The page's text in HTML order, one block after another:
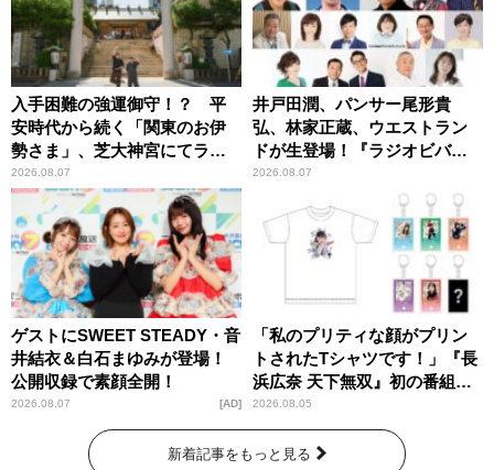
入手困難の強運御守！？ 平
安時代から続く「関東のお伊
勢さま」、芝大神宮にてラン
パンプスが合格祈願！
2026.08.07
井戸田潤、パンサー尾形貴
弘、林家正蔵、ウエストラン
ドが生登場！『ラジオビバリ
ー昼ズ』
2026.08.07
ゲストにSWEET STEADY・音
井結衣＆白石まゆみが登場！
公開収録で素顔全開！
2026.08.07 AD
「私のプリティな顔がプリン
トされたTシャツです！」『長
浜広奈 天下無双』初の番組グ
ッズ発売
2026.08.05
新着記事をもっと見る